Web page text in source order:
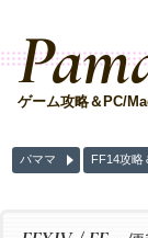
ゲーム攻略＆PC/
パママ FF14攻略